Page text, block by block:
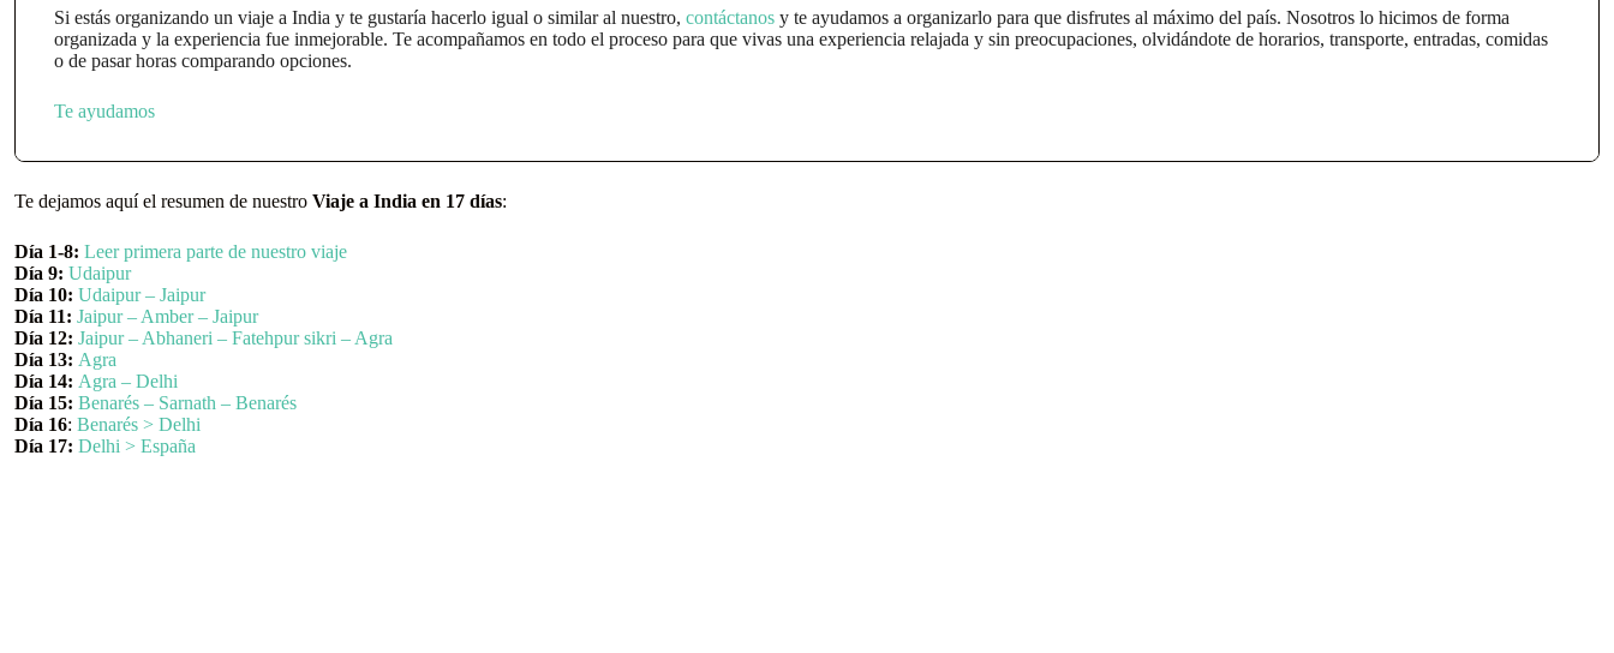
Si estás organizando un viaje a India y te gustaría hacerlo igual o similar al nuestro, contáctanos y te ayudamos a organizarlo para que disfrutes al máximo del país. Nosotros lo hicimos de forma
organizada y la experiencia fue inmejorable. Te acompañamos en todo el proceso para que vivas una experiencia relajada y sin preocupaciones, olvidándote de horarios, transporte, entradas, comidas
o de pasar horas comparando opciones.
Te ayudamos
Te dejamos aquí el resumen de nuestro Viaje a India en 17 días:
Día 1-8: Leer primera parte de nuestro viaje
Día 9: Udaipur
Día 10: Udaipur – Jaipur
Día 11: Jaipur – Amber – Jaipur
Día 12: Jaipur – Abhaneri – Fatehpur sikri – Agra
Día 13: Agra
Día 14: Agra – Delhi
Día 15: Benarés – Sarnath – Benarés
Día 16: Benarés > Delhi
Día 17: Delhi > España